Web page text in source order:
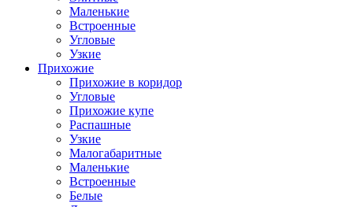
Маленькие
Встроенные
Угловые
Узкие
Прихожие
Прихожие в коридор
Угловые
Прихожие купе
Распашные
Узкие
Малогабаритные
Маленькие
Встроенные
Белые